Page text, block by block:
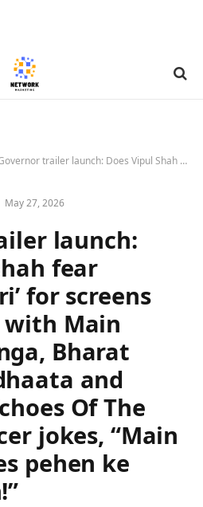
trailer launch: Does Vipul Shah fear ‘maara-maari’ for screens amid CLASH with Main Vaapas Aaunga, Bharat Bhhagya Vidhaata and Haunted – Echoes Of The Past? Producer jokes, “Main boxing gloves pehen ke baitha hoon!”
May 27, 2026
launch:
fear
for screens
with Main
Bharat
and
Of The
jokes, “Main
pehen ke